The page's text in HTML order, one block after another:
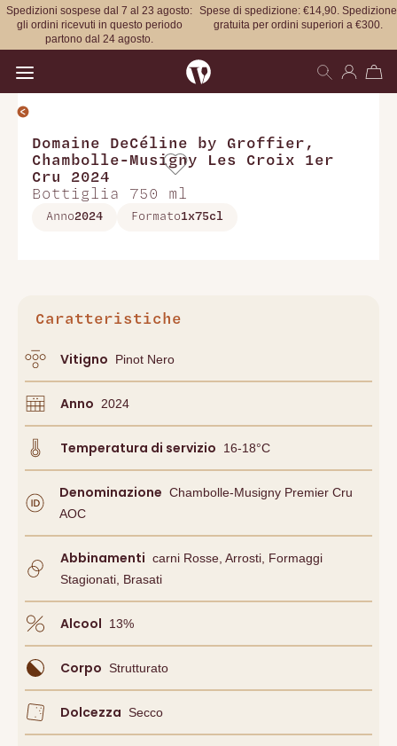
Spedizioni sospese dal 7 al 23 agosto:
gli ordini ricevuti in questo periodo
partono dal 24 agosto.
Spese di spedizione: €14,90. Spedizione
gratuita per ordini superiori a €300.
Domaine DeCéline by Groffier ,
Chambolle-Musigny Les Croix 1er
Cru 2024
Bottiglia 750 ml
Anno2024 Formato1x75cl
Caratteristiche
Vitigno Pinot Nero
Anno 2024
Temperatura di servizio 16-18°C
Denominazione Chambolle-Musigny Premier Cru
AOC
Abbinamenti Carni Rosse, Arrosti, Formaggi
Stagionati, Brasati
Alcool 13%
Corpo Strutturato
Dolcezza Secco